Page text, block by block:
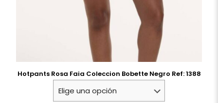
Hotpants Rosa Faia Coleccion Bobette Negro Ref: 1388